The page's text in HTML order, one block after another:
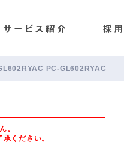
PC-GL602RYAC
。
ください。